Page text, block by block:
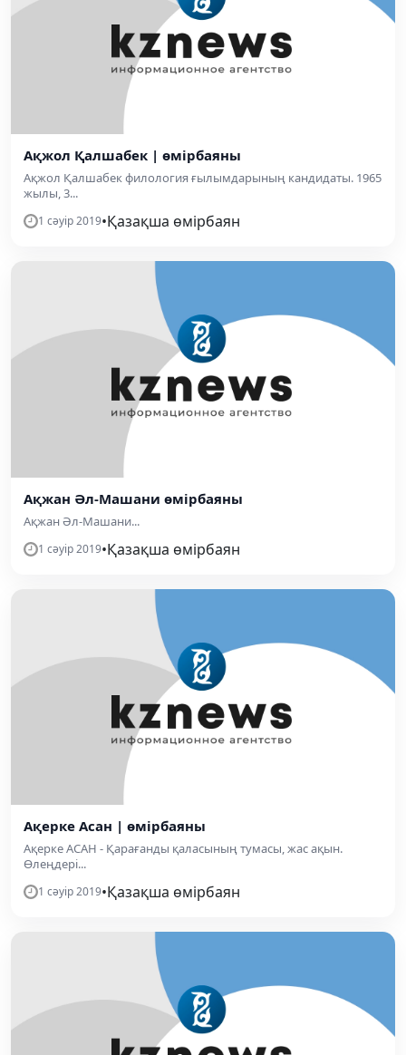
Ақжол Қалшабек | өмірбаяны
Ақжол Қалшабек филология ғылымдарының кандидаты. 1965
жылы, 3...
1 сәуір 2019•Қазақша өмірбаян
Ақжан Әл-Машани өмірбаяны
Ақжан Әл-Машани...
1 сәуір 2019•Қазақша өмірбаян
Ақерке Асан | өмірбаяны
Ақерке АСАН - Қарағанды қаласының тумасы, жас ақын.
Өлеңдері...
1 сәуір 2019•Қазақша өмірбаян